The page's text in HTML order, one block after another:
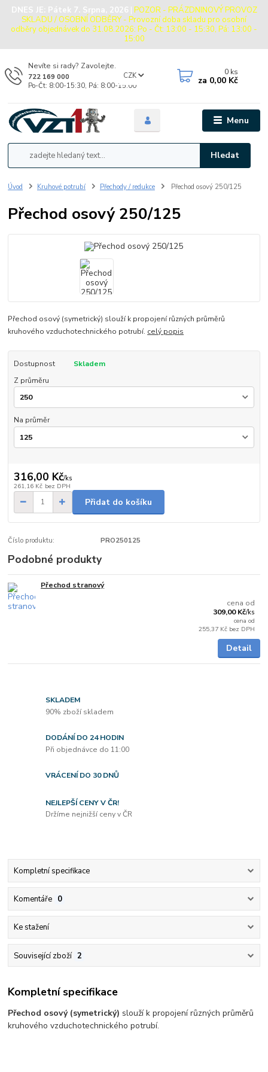
DNES JE: Pátek 7. Srpna, 2026 | POZOR - PRÁZDNINOVÝ PROVOZ
SKLADU / OSOBNÍ ODBĚRY - Provozní doba skladu pro osobní
odběry objednávek do 31.08.2026: Po - Čt: 13:00 - 15:30, Pá: 13:00 -
15:00
Menu
CZK
Hledat
Nevíte si rady? Zavolejte.
722 169 000
Po-Čt: 8:00-15:30, Pá: 8:00-15:00
0 ks
za 0,00 Kč
Úvod Kruhové potrubí Přechody / redukce Přechod osový 250/125
Přechod osový 250/125
Přechod osový (symetrický) slouží k propojení různých průměrů
kruhového vzduchotechnického potrubí. celý popis
Dostupnost
Skladem
Z průměru
Na průměr
316,00 Kč/ks
261,16 Kč bez DPH
Přidat do košíku
Číslo produktu: PRO250125
Podobné produkty
Přechod stranový
cena od
309,00 Kč/ks
cena od
255,37 Kč bez DPH
Detail
SKLADEM
90% zboží skladem
DODÁNÍ DO 24 HODIN
Při objednávce do 11:00
VRÁCENÍ DO 30 DNŮ
NEJLEPŠÍ CENY V ČR!
Držíme nejnižší ceny v ČR
Kompletní specifikace
Komentáře 0
Ke stažení
Související zboží 2
Kompletní specifikace
Přechod osový (symetrický) slouží k propojení různých průměrů
kruhového vzduchotechnického potrubí.